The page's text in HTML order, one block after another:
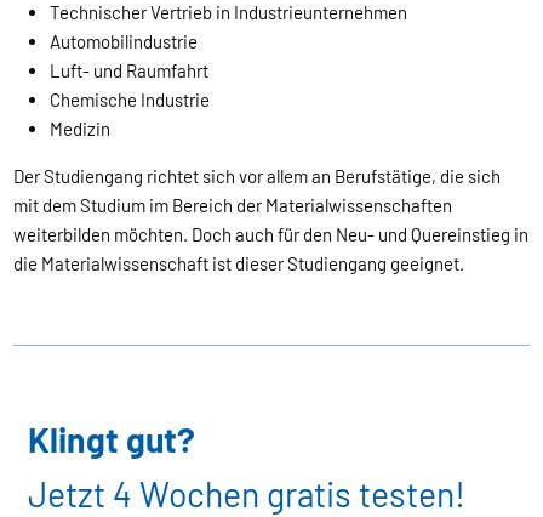
Technischer Vertrieb in Industrieunternehmen
Automobilindustrie
Luft- und Raumfahrt
Chemische Industrie
Medizin
Der Studiengang richtet sich vor allem an Berufstätige, die sich
mit dem Studium im Bereich der Materialwissenschaften
weiterbilden möchten. Doch auch für den Neu- und Quereinstieg in
die Materialwissenschaft ist dieser Studiengang geeignet.
Klingt gut?
Jetzt 4 Wochen gratis testen!